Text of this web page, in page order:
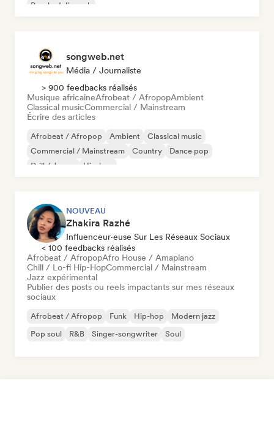
Psychedelic rock
songweb.net
Média / Journaliste
> 900 feedbacks réalisés
Musique africaineAfrobeat / AfropopAmbient
Classical musicCommercial / Mainstream
Écrire des articles
Afrobeat / Afropop Ambient
Classical music
Commercial / Mainstream
Country
Dance pop
Drill / Jersey
Hip-hop
NOUVEAU
Zhakira Razhé
Influenceur·euse Sur Les Réseaux Sociaux
< 100 feedbacks réalisés
Afrobeat / AfropopAfro House / Amapiano
Chill / Lo-fi Hip-HopCommercial / Mainstream
Jazz expérimental
Publier des posts ou reels impactants sur mes réseaux
sociaux
Afrobeat / Afropop Funk Hip-hop
Modern jazz
Pop soul
R&B Singer-songwriter Soul